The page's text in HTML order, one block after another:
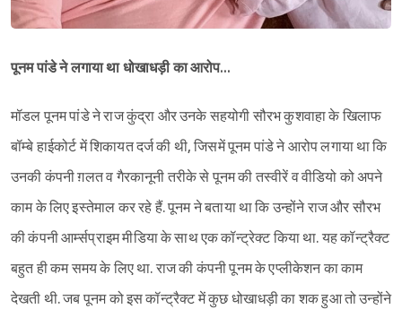
पूनम पांडे ने लगाया था धोखाधड़ी का आरोप…
मॉडल पूनम पांडे ने राज कुंद्रा और उनके सहयोगी सौरभ कुशवाहा के खिलाफ
बॉम्बे हाईकोर्ट में शिकायत दर्ज की थी, जिसमें पूनम पांडे ने आरोप लगाया था कि
उनकी कंपनी ग़लत व गैरकानूनी तरीके से पूनम की तस्वीरें व वीडियो को अपने
काम के लिए इस्तेमाल कर रहे हैं. पूनम ने बताया था कि उन्होंने राज और सौरभ
की कंपनी आर्म्सप्राइम मीडिया के साथ एक कॉन्ट्रेक्ट किया था. यह कॉन्ट्रैक्ट
बहुत ही कम समय के लिए था. राज की कंपनी पूनम के एप्लीकेशन का काम
देखती थी. जब पूनम को इस कॉन्ट्रैक्ट में कुछ धोखाधड़ी का शक हुआ तो उन्होंने